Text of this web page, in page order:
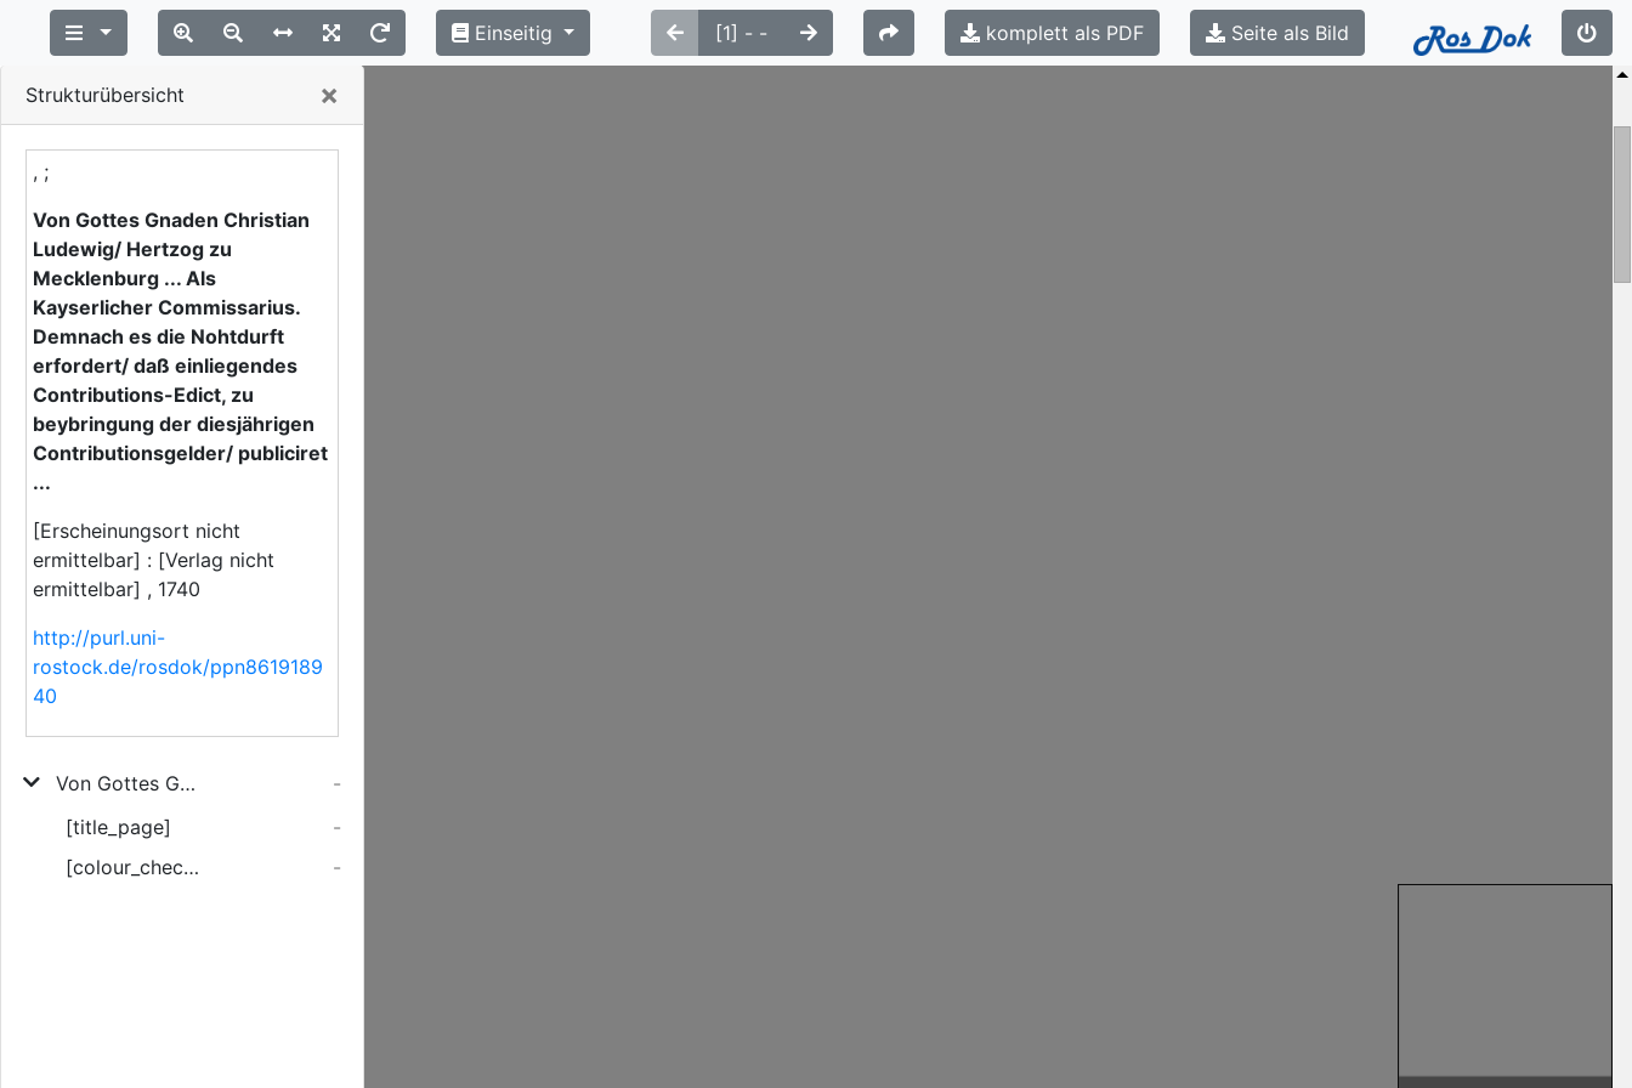
Strukturübersicht ×
, ;
Von Gottes Gnaden Christian
Ludewig/ Hertzog zu
Mecklenburg ... Als
Kayserlicher Commissarius.
Demnach es die Nohtdurft
erfordert/ daß einliegendes
Contributions-Edict, zu
beybringung der diesjährigen
Contributionsgelder/ publiciret
...
[Erscheinungsort nicht
ermittelbar] : [Verlag nicht
ermittelbar] , 1740
http://purl.uni-
rostock.de/rosdok/ppn8619189
40
Von Gottes Gnaden Christian Ludewig/ Hertzog zu Mecklenburg ... Als Kayserlicher Commissarius. Demnach es die Nohtdurft erfordert/ daß einliegendes Contributions-Edict, zu beybringung der diesjährigen Contributionsgelder/ publiciret ...
-
[title_page]
-
[colour_checker]
-
Einseitig komplett als PDF Seite als Bild